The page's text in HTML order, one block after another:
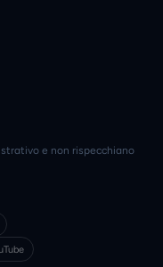
e non rispecchiano